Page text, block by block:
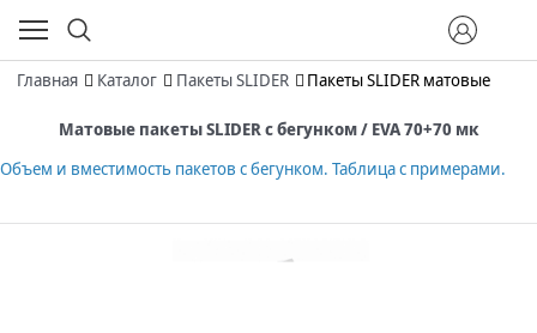
Главная Каталог Пакеты SLIDER Пакеты SLIDER матовые
Матовые пакеты SLIDER с бегунком / EVA 70+70 мк
Объем и вместимость пакетов с бегунком. Таблица с примерами.